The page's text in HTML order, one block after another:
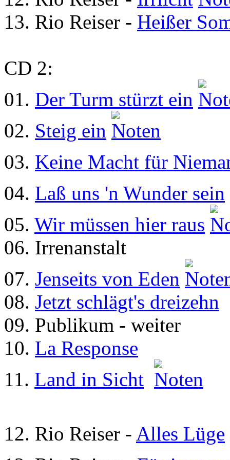
13. Rio Reiser - Heißer
CD 2:
01. Der Turm stürzt ein
02. Steig ein
03. Keine Macht für
04. Laß uns 'n Wunder sein
05. Wir müssen hier raus
06. Irrenanstalt
07. Jenseits von Eden
08. Jetzt schlägt's dreizehn
09. Publikum - weiter
10. La Response
11. Land in Sicht
12. Rio Reiser - Alles Lüge